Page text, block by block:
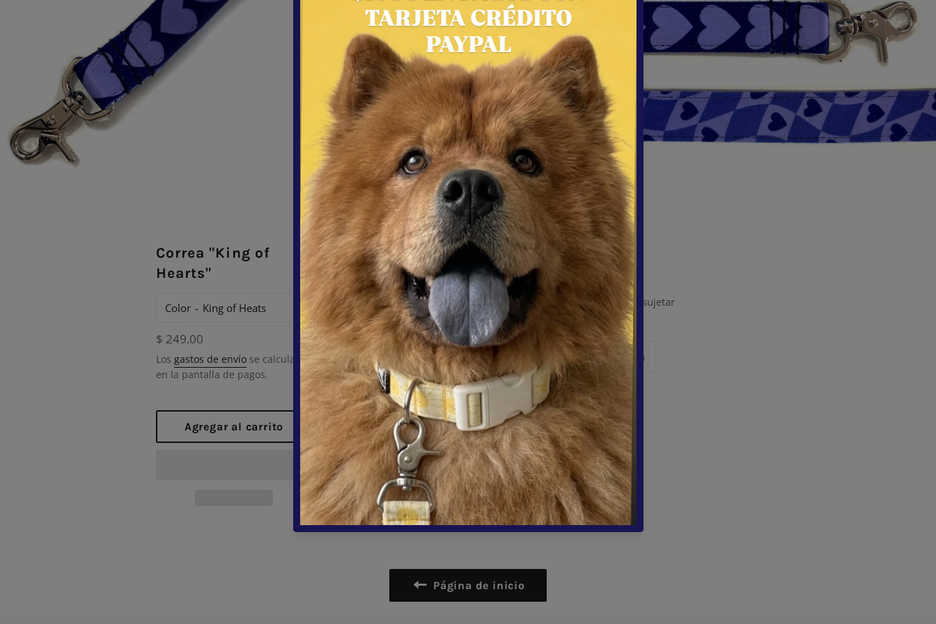
Correa "King of
Hearts"
Color
Precio
habitual
$ 249.00
Los gastos de envío se calculan
en la pantalla de pagos.
Agregar al carrito
Correa de 1.35 cm de largo.
Hace juego con la Pechera "King of Hearts".
Estampado doble vista.
Agarradera con neopreno para mayor comodidad al sujetar
Bandola metálica par sujetar a tu mascota.
CompartirCompartir
en
Facebook
Tuitear Tuitear
en
Twitter
Hacer pin
Página de inicio